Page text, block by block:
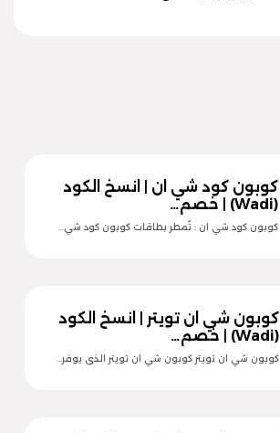
كوبون كود شي ان | انسخ الكود
(Wadi) | خصم…
كوبون كود شي ان : تُمطر بطاقات كوبون كود شي…
كوبون شي ان تويتر | انسخ الكود
(Wadi) | خصم…
كوبون شي ان تويتر كوبون شي ان تويتر الذى يوفر…